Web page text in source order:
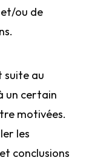
ou de
suite au
un certain
motivées.
les
conclusions